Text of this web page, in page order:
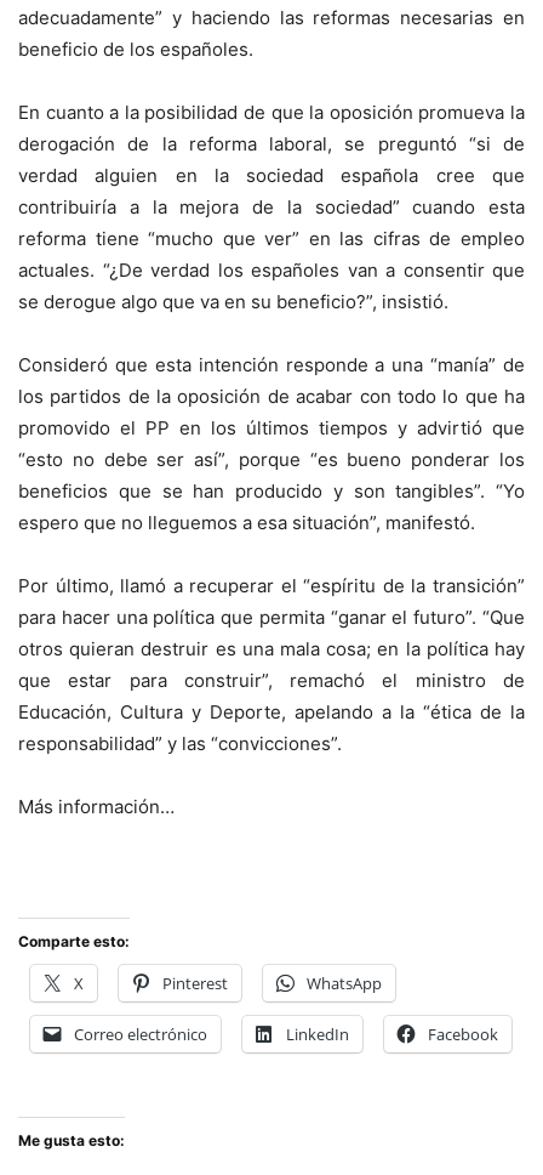
adecuadamente” y haciendo las reformas necesarias en
beneficio de los españoles.
En cuanto a la posibilidad de que la oposición promueva la
derogación de la reforma laboral, se preguntó “si de
verdad alguien en la sociedad española cree que
contribuiría a la mejora de la sociedad” cuando esta
reforma tiene “mucho que ver” en las cifras de empleo
actuales. “¿De verdad los españoles van a consentir que
se derogue algo que va en su beneficio?”, insistió.
Consideró que esta intención responde a una “manía” de
los partidos de la oposición de acabar con todo lo que ha
promovido el PP en los últimos tiempos y advirtió que
“esto no debe ser así”, porque “es bueno ponderar los
beneficios que se han producido y son tangibles”. “Yo
espero que no lleguemos a esa situación”, manifestó.
Por último, llamó a recuperar el “espíritu de la transición”
para hacer una política que permita “ganar el futuro”. “Que
otros quieran destruir es una mala cosa; en la política hay
que estar para construir”, remachó el ministro de
Educación, Cultura y Deporte, apelando a la “ética de la
responsabilidad” y las “convicciones”.
Más información…
Comparte esto:
X Pinterest WhatsApp
Correo electrónico LinkedIn Facebook
Me gusta esto: